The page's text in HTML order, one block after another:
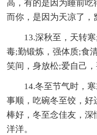
高，有的是因为睡前吃
而你，是因为天凉了
13.深秋至，天转
毒;勤锻炼，强体质;食
笑间，身放松;爱自己
14.冬至节气时，
事顺，吃碗冬至饺，
棒好，冬至念佳友，深
洋洋。